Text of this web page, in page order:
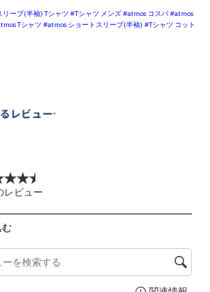
ーブ(半袖) Tシャツ #Tシャツ メンズ#atmos コスパ#atmos
Tシャツ #atmos ショートスリーブ(半袖) #Tシャツ コット